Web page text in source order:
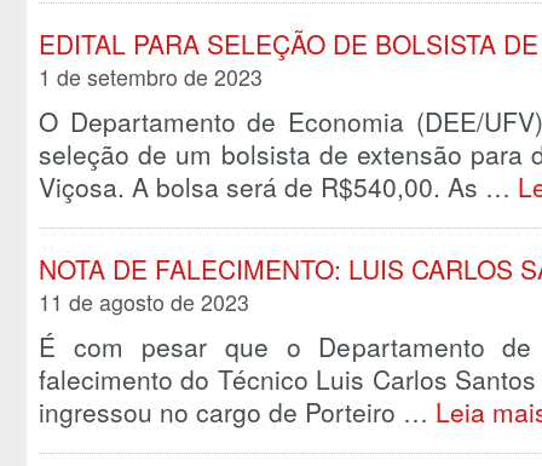
EDITAL PARA SELEÇÃO DE BOLSISTA
1 de setembro de 2023
O Departamento de Economia (DEE/
seleção de um bolsista de extensão para
Viçosa. A bolsa será de R$540,00. As …
NOTA DE FALECIMENTO: LUIS CARLOS
11 de agosto de 2023
É com pesar que o Departamento
falecimento do Técnico Luis Carlos
ingressou no cargo de Porteiro … Leia